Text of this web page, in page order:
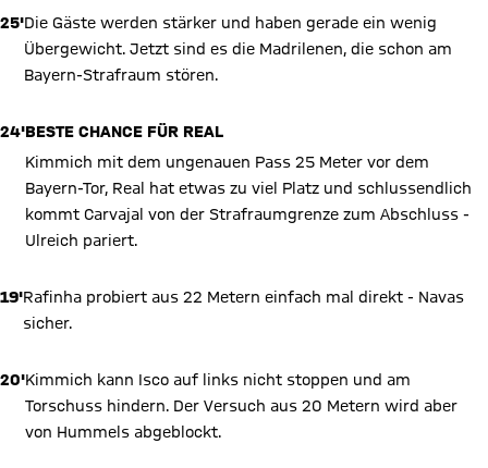
25'Die Gäste werden stärker und haben gerade ein wenig
Übergewicht. Jetzt sind es die Madrilenen, die schon am
Bayern-Strafraum stören.
24'BESTE CHANCE FÜR REAL
Kimmich mit dem ungenauen Pass 25 Meter vor dem
Bayern-Tor, Real hat etwas zu viel Platz und schlussendlich
kommt Carvajal von der Strafraumgrenze zum Abschluss -
Ulreich pariert.
19'Rafinha probiert aus 22 Metern einfach mal direkt - Navas
sicher.
20'Kimmich kann Isco auf links nicht stoppen und am
Torschuss hindern. Der Versuch aus 20 Metern wird aber
von Hummels abgeblockt.